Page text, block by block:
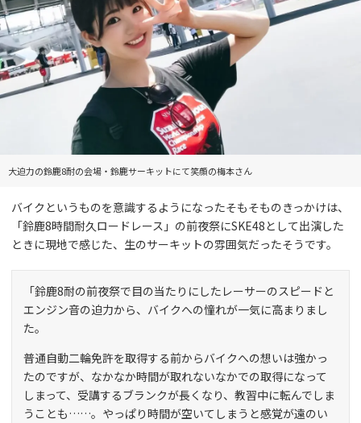
大迫力の鈴鹿8耐の会場・鈴鹿サーキットにて笑顔の梅本さん
バイクというものを意識するようになったそもそものきっかけは、
「鈴鹿8時間耐久ロードレース」の前夜祭にSKE48として出演した
ときに現地で感じた、生のサーキットの雰囲気だったそうです。
「鈴鹿8耐の前夜祭で目の当たりにしたレーサーのスピードと
エンジン音の迫力から、バイクへの憧れが一気に高まりまし
た。
普通自動二輪免許を取得する前からバイクへの想いは強かっ
たのですが、なかなか時間が取れないなかでの取得になって
しまって、受講するブランクが長くなり、教習中に転んでしま
うことも……。やっぱり時間が空いてしまうと感覚が遠のい